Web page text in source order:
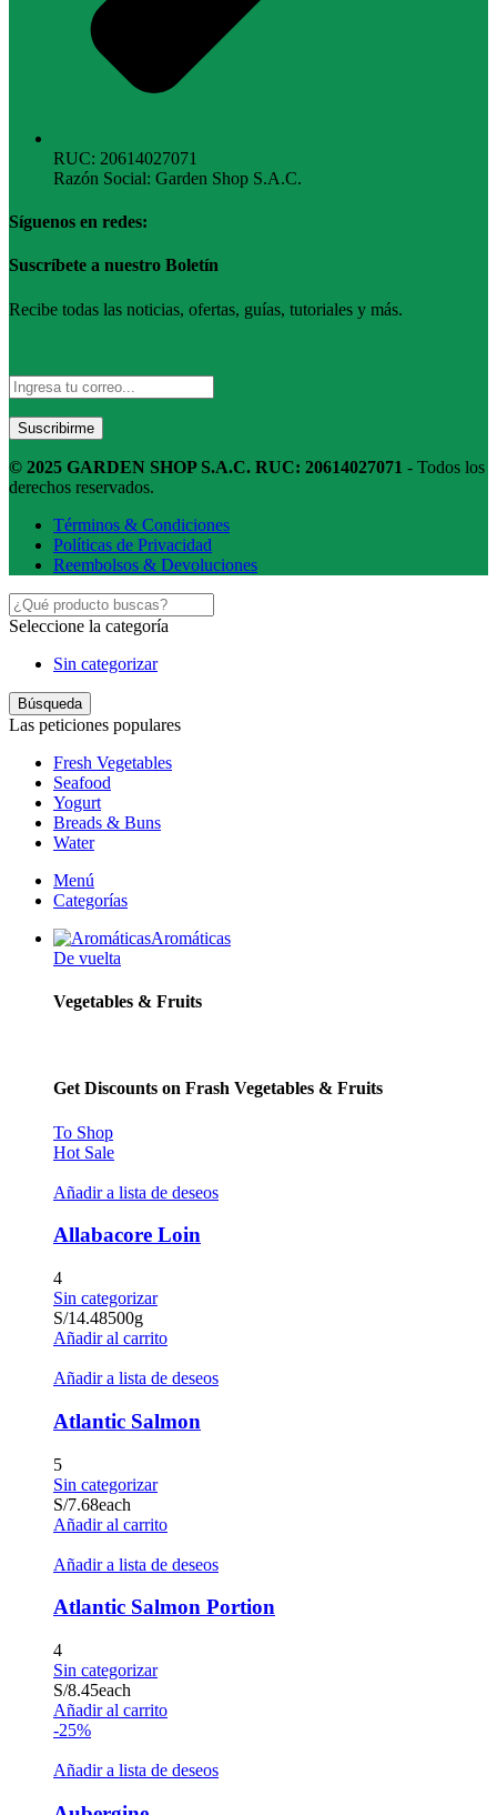
RUC: 20614027071
Razón Social: Garden Shop S.A.C.
Síguenos en redes:
Suscríbete a nuestro Boletín
Recibe todas las noticias, ofertas, guías, tutoriales y más.
© 2025 GARDEN SHOP S.A.C. RUC: 20614027071 - Todos los
derechos reservados.
Términos & Condiciones
Políticas de Privacidad
Reembolsos & Devoluciones
Seleccione la categoría
Sin categorizar
Búsqueda
Las peticiones populares
Fresh Vegetables
Seafood
Yogurt
Breads & Buns
Water
Menú
Categorías
Aromáticas
De vuelta
Vegetables & Fruits
Get Discounts on Frash Vegetables & Fruits
To Shop
Hot Sale
Añadir a lista de deseos
Allabacore Loin
4
Sin categorizar
S/14.48500g
Añadir al carrito
Añadir a lista de deseos
Atlantic Salmon
5
Sin categorizar
S/7.68each
Añadir al carrito
Añadir a lista de deseos
Atlantic Salmon Portion
4
Sin categorizar
S/8.45each
Añadir al carrito
-25%
Añadir a lista de deseos